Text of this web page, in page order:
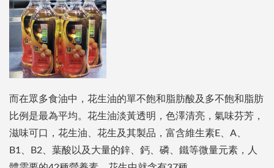
而在眾多食油中，花生油的單不飽和脂肪酸及多不飽和脂肪
比例是最為平均。花生油淡黃透明，色澤清亮，氣味芬芳，
滋味可口，花生油、花生及其製品，富含維生素E、A、
B1、B2、葉酸以及大量的鋅、鈣、磷、鐵等微量元素，人